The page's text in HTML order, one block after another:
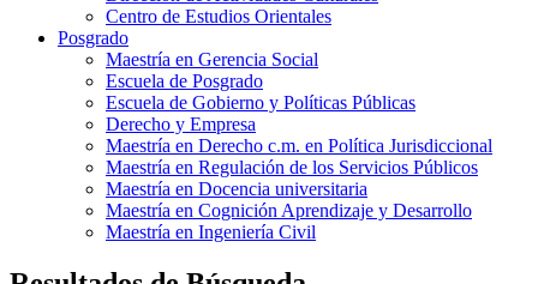
Centro de Estudios Orientales
Posgrado
Maestría en Gerencia Social
Escuela de Posgrado
Escuela de Gobierno y Políticas Públicas
Derecho y Empresa
Maestría en Derecho c.m. en Política Jurisdiccional
Maestría en Regulación de los Servicios Públicos
Maestría en Docencia universitaria
Maestría en Cognición Aprendizaje y Desarrollo
Maestría en Ingeniería Civil